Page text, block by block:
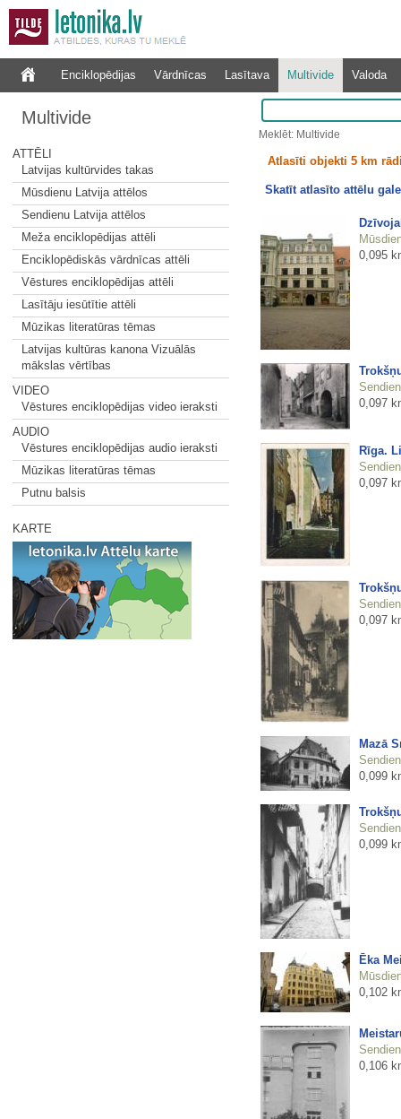
Enciklopēdijas Vārdnīcas Lasītava Multivide Valoda
Multivide
ATTĒLI
Latvijas kultūrvides takas
Mūsdienu Latvija attēlos
Sendienu Latvija attēlos
Meža enciklopēdijas attēli
Enciklopēdiskās vārdnīcas attēli
Vēstures enciklopēdijas attēli
Lasītāju iesūtītie attēli
Mūzikas literatūras tēmas
Latvijas kultūras kanona Vizuālās
mākslas vērtības
VIDEO
Vēstures enciklopēdijas video ieraksti
AUDIO
Vēstures enciklopēdijas audio ieraksti
Mūzikas literatūras tēmas
Putnu balsis
KARTE
Meklēt: Multivide
Atlasīti objekti 5 km
Skatīt atlasīto attēlu
0,095
0,097
Rīga.
0,097
0,097
Mazā
0,099
0,099
Ēka
0,102
0,106